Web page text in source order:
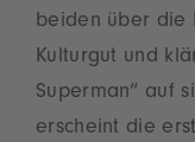
beiden über die
Kulturgut und
Superman“ auf
erscheint die